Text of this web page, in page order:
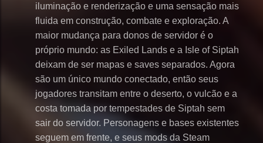
iluminação e renderização e uma sensação mais
fluida em construção, combate e exploração. A
maior mudança para donos de servidor é o
próprio mundo: as Exiled Lands e a Isle of Siptah
deixam de ser mapas e saves separados. Agora
são um único mundo conectado, então seus
jogadores transitam entre o deserto, o vulcão e a
costa tomada por tempestades de Siptah sem
sair do servidor. Personagens e bases existentes
seguem em frente, e seus mods da Steam